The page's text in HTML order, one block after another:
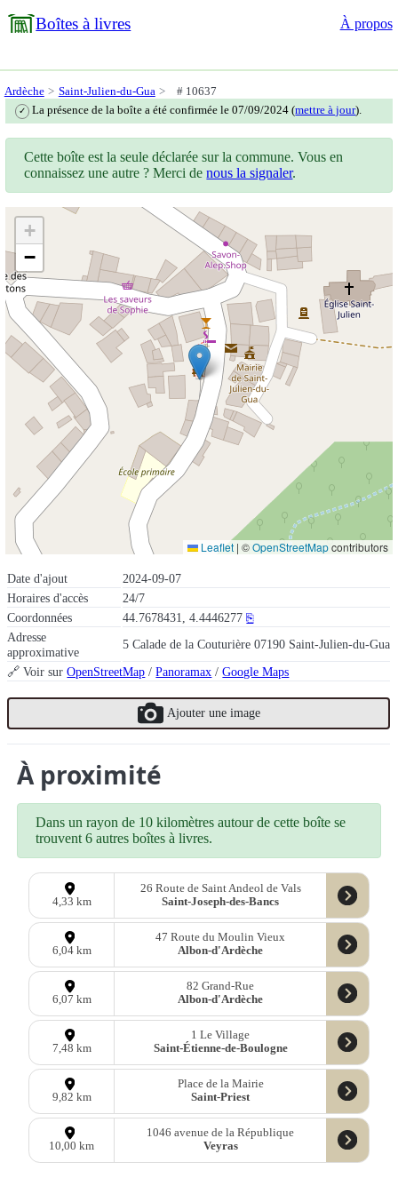
Boîtes à livres À propos
Ardèche Saint-Julien-du-Gua # 10637
✓ La présence de la boîte a été confirmée le 07/09/2024 (mettre à jour).
Date d'ajout
2024-09-07
Horaires d'accès
24/7
Coordonnées
44.7678431, 4.4446277 ⎘
Adresse
approximative
5 Calade de la Couturière 07190 Saint-Julien-du-Gua
🔗 Voir surOpenStreetMap /Panoramax /Google Maps
Ajouter une image
Cette boîte est la seule déclarée sur la commune. Vous en
connaissez une autre ? Merci denous la signaler.
+
−
Leaflet | ©OpenStreetMapcontributors
À proximité
Dans un rayon de 10 kilomètres autour de cette boîte se
trouvent 6 autres boîtes à livres.
4,33 km
26 Route de Saint Andeol de Vals
Saint-Joseph-des-Bancs
6,04 km
47 Route du Moulin Vieux
Albon-d'Ardèche
6,07 km
82 Grand-Rue
Albon-d'Ardèche
7,48 km
1 Le Village
Saint-Étienne-de-Boulogne
9,82 km
Place de la Mairie
Saint-Priest
10,00 km
1046 avenue de la République
Veyras